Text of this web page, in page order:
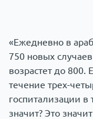
«Ежедневно в
750 новых
возрастет до 800.
течение трех-
госпитализации в
значит? Это